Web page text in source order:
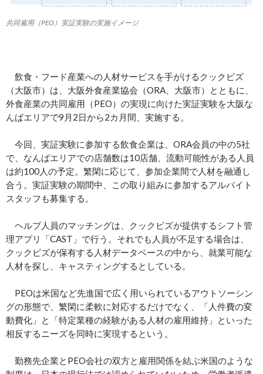
共同雇用（PEO）実証実験の実施イメージ
飲食・フード産業への人材サービスを手がけるクックビズ
（大阪市）は、大阪外食産業協会（ORA、大阪市）とともに、
外食産業の共同雇用（PEO）の実現に向けた実証実験を大阪な
んばエリアで9月2日から2カ月間、実施する。
今回、実証実験に参加する飲食企業は、ORA会員の中の5社
で、なんばエリアでの店舗数は10店舗、流動可能性がある人員
は約100人の予定。繁閑に応じて、参加企業間で人材を融通し
合う。実証実験の期間中、この取り組みに参加するアルバイト
スタッフも募集する。
ヘルプ人員のマッチングは、クックビズが提供するシフト管
理アプリ「CAST」で行う。それでも人員が不足する場合は、
クックビズが保有する人材データベースの中から、就業可能な
人材を探し、キャスティングするとしている。
PEOは米国など先進国で広く用いられているアウトソーシン
グの形態で、繁閑に柔軟に対応するだけでなく、「人件費の変
動費化」と「特定業種の経験がある人材の雇用維持」といった
相反するニーズを同時に実現するという。
勤務先企業とPEO会社の双方と雇用関係を結ぶ米国のような